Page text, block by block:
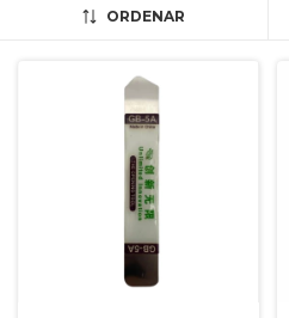
ORDENAR